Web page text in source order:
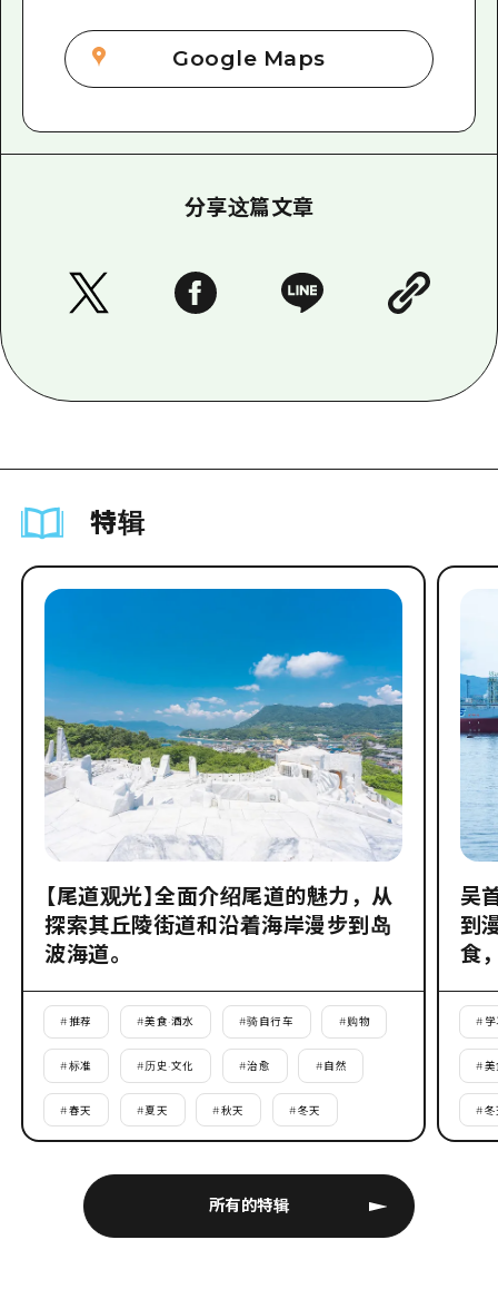
Google Maps
分享这篇文章
特辑
所有的特辑
【尾道观光】全面介绍尾道的魅力，从
探索其丘陵街道和沿着海岸漫步到岛
波海道。
#推荐 #美食·酒水 #骑自行车 #购物
#标准 #历史·文化 #治愈 #自然
#春天 #夏天 #秋天 #冬天
吴
到
食
# 学
#美
#冬